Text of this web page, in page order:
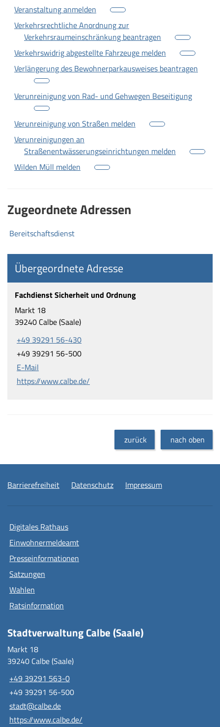
Veranstaltung anmelden
Verkehrsrechtliche Anordnung zur
Verkehrsraumeinschränkung beantragen
Verkehrswidrig abgestellte Fahrzeuge melden
Verlängerung des Bewohnerparkausweises beantragen
Verunreinigung von Rad- und Gehwegen Beseitigung
Verunreinigung von Straßen melden
Verunreinigungen an
Straßenentwässerungseinrichtungen melden
Wilden Müll melden
Zugeordnete Adressen
Bereitschaftsdienst
Übergeordnete Adresse
Fachdienst Sicherheit und Ordnung
Markt 18
39240 Calbe (Saale)
+49 39291 56-430
+49 39291 56-500
E-Mail
https://www.calbe.de/
zurück nach oben
Barrierefreiheit Datenschutz Impressum
Digitales Rathaus
Einwohnermeldeamt
Presseinformationen
Satzungen
Wahlen
Ratsinformation
Stadtverwaltung Calbe (Saale)
Markt 18
39240 Calbe (Saale)
+49 39291 563-0
+49 39291 56-500
stadt@calbe.de
https://www.calbe.de/